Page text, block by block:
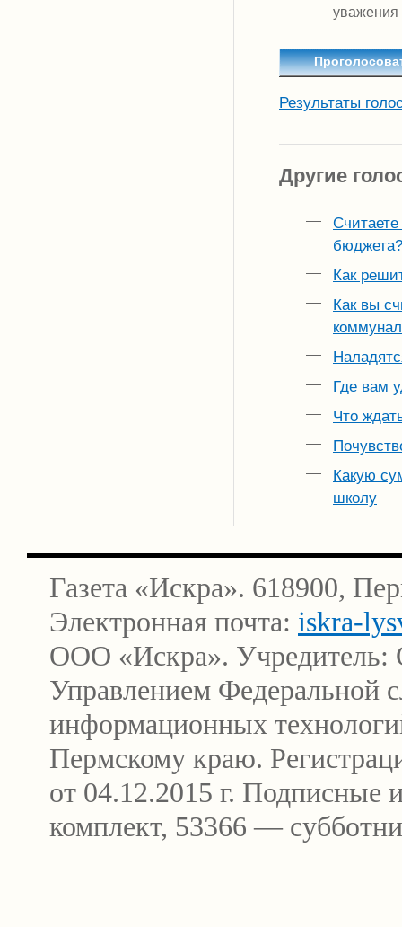
Результаты
Другие
бюджета?
Как
Как вы
Где вам
Что
Какую
школу
Газета «Искра». 618900,
Электронная почта: iskra-
ООО «Искра». Учредитель:
Управлением Федеральной
информационных
Пермскому краю.
от 04.12.2015 г.
комплект, 53366 —